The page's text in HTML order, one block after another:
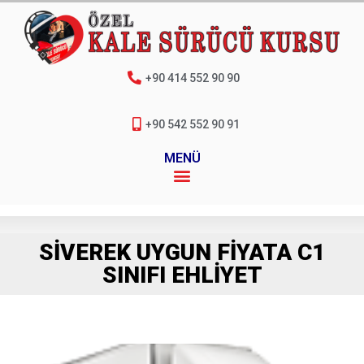
+90 414 552 90 90
+90 542 552 90 91
MENÜ
SIVEREK UYGUN FIYATA C1
SINIFI EHLIYET